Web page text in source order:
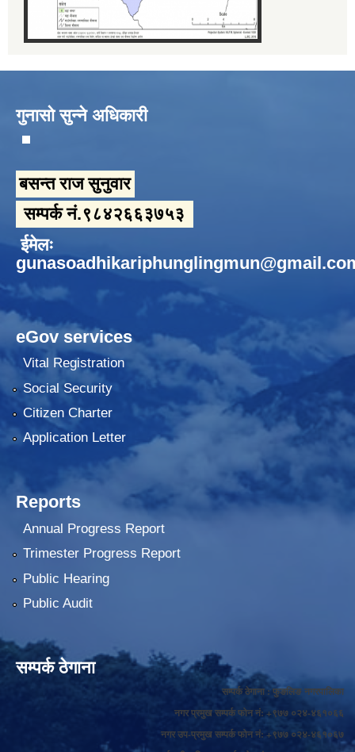
गुनासो सुन्ने अधिकारी
बसन्त राज सुनुवार
सम्पर्क नं.९८४२६६३७५३
ईमेलः
eGov services
Vital Registration
Social Security
Citizen Charter
Application Letter
Reports
Annual Progress Report
Trimester Progress Report
Public Hearing
Public Audit
सम्पर्क ठेगाना
सम्पर्क ठेगाना : फुङलिङ नगरपालिका
नगर प्रमुख सम्पर्क फोन नं: +९७७ ०२४-४६१०६६
नगर उप-प्रमुख सम्पर्क फोन नं: +९७७ ०२४-४६१०६७